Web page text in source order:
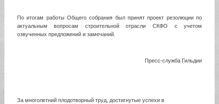
По итогам работы Общего собрания был принят проект резолюции по
актуальным вопросам строительной отрасли СКФО с учетом
озвученных предложений и замечаний.
Пресс-служба Гильдии
За многолетний плодотворный труд, достигнутые успехи в